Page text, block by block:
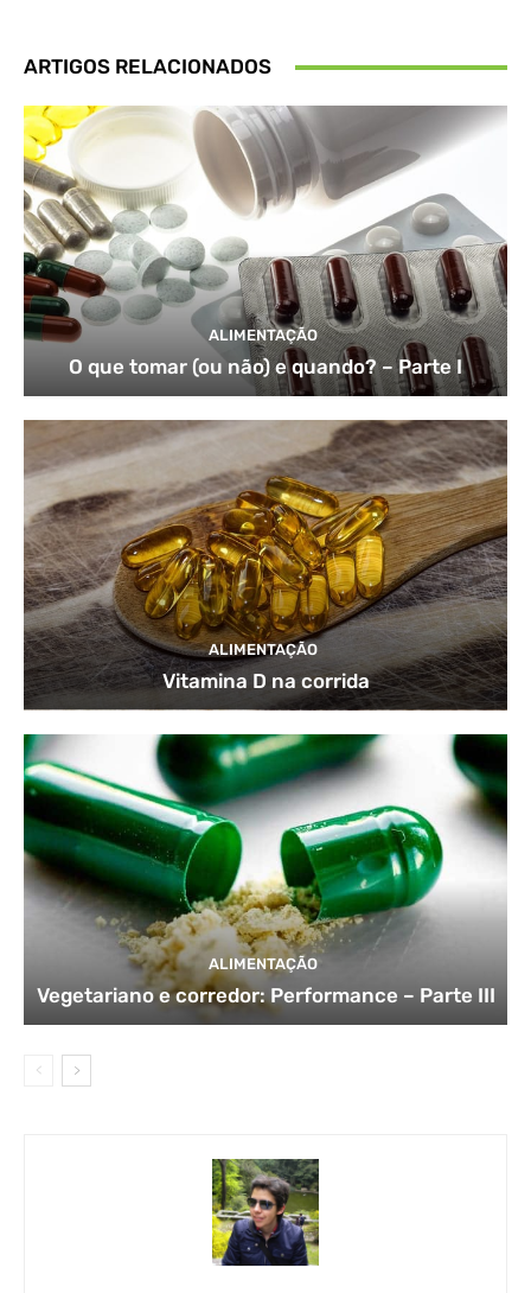
ARTIGOS RELACIONADOS
ALIMENTAÇÃO
O que tomar (ou não) e quando? – Parte I
ALIMENTAÇÃO
Vitamina D na corrida
ALIMENTAÇÃO
Vegetariano e corredor: Performance – Parte III